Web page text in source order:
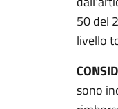
50 del
livello
sono